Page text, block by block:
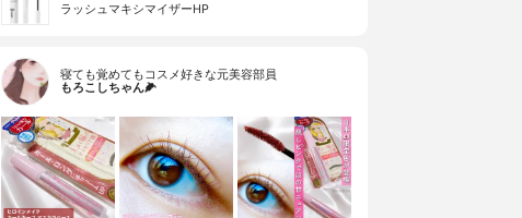
ラッシュマキシマイザーHP
寝ても覚めてもコスメ好きな元美容部員
もろこしちゃん🌽